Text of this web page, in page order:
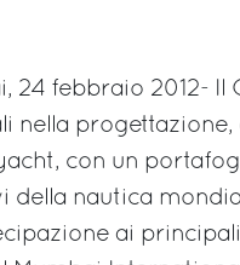
24 febbraio 2012-
nella
con un
della nautica
ai